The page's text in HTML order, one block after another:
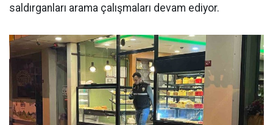
saldırganları arama çalışmaları devam ediyor.